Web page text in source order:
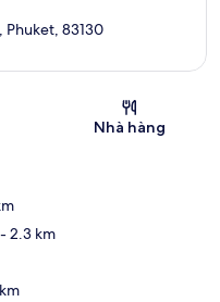
Phuket, 83130
Nhà hàng
- 2.3 km